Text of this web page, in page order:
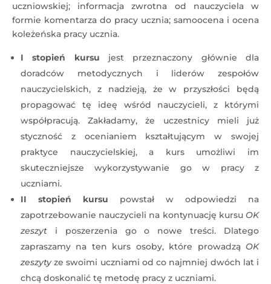
uczniowskiej; informacja zwrotna od nauczyciela w
formie komentarza do pracy ucznia; samoocena i ocena
koleżeńska pracy ucznia.
I stopień kursu jest przeznaczony głównie dla
doradców metodycznych i liderów zespołów
nauczycielskich, z nadzieją, że w przyszłości będą
propagować tę ideę wśród nauczycieli, z którymi
współpracują. Zakładamy, że uczestnicy mieli już
styczność z ocenianiem kształtującym w swojej
praktyce nauczycielskiej, a kurs umożliwi im
skuteczniejsze wykorzystywanie go w pracy z
uczniami.
II stopień kursu powstał w odpowiedzi na
zapotrzebowanie nauczycieli na kontynuację kursu OK
zeszyt i poszerzenia go o nowe treści. Dlatego
zapraszamy na ten kurs osoby, które prowadzą OK
zeszytyze swoimi uczniami od co najmniej dwóch lat i
chcą doskonalić tę metodę pracy z uczniami.